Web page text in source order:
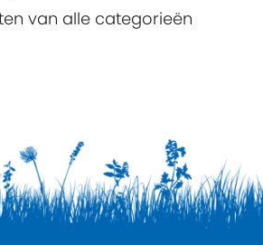
van alle categorieën